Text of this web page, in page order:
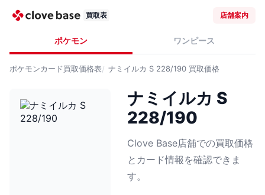
買取表 店舗案内
ポケモン ワンピース
ポケモンカード買取価格表 ナミイルカ S 228/190 買取価格
ナミイルカ S
228/190
Clove Base店舗での買取価格
とカード情報を確認できま
す。